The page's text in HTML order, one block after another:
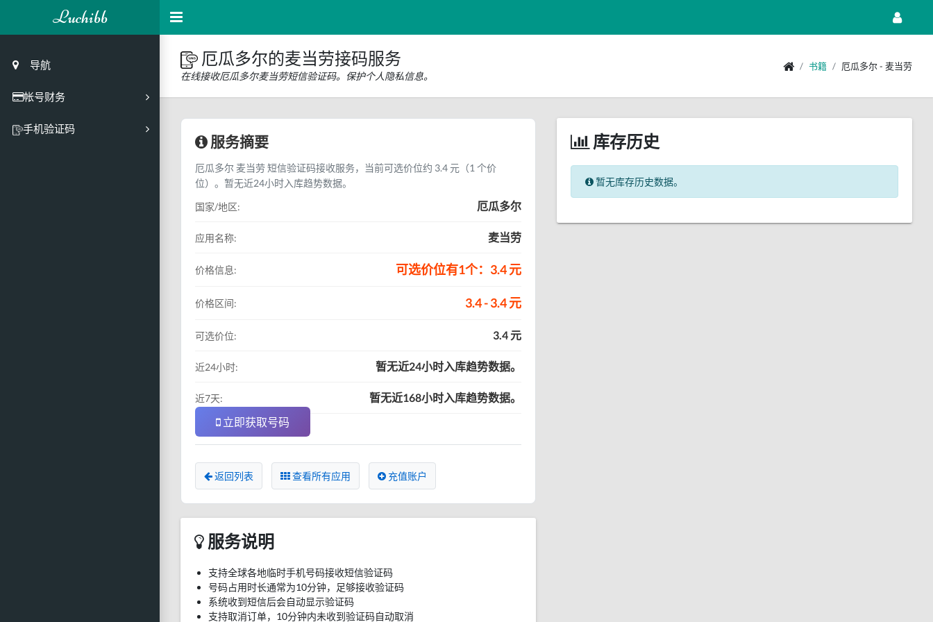
Luchibb
导航
帐号财务
充值
手机验证码
厄瓜多尔的麦当劳接码服务
在线接收厄瓜多尔麦当劳短信验证码。保护个人隐私信息。
书籍 厄瓜多尔 - 麦当劳
服务摘要
厄瓜多尔 麦当劳 短信验证码接收服务，当前可选价位约 3.4 元（1 个价
位）。暂无近24小时入库趋势数据。
国家/地区:
厄瓜多尔
应用名称: 麦当劳
价格信息: 可选价位有1个：3.4 元
价格区间: 3.4 - 3.4 元
可选价位: 3.4 元
近24小时: 暂无近24小时入库趋势数据。
近7天:
暂无近168小时入库趋势数据。
立即获取号码
返回列表 查看所有应用 充值账户
服务说明
支持全球各地临时手机号码接收短信验证码
号码占用时长通常为10分钟，足够接收验证码
系统收到短信后会自动显示验证码
支持取消订单，10分钟内未收到验证码自动取消
库存历史
暂无库存历史数据。